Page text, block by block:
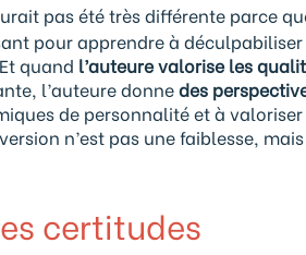
pas été très différente parce
pour apprendre à
quand l’auteure valorise les
l’auteure donnedes
de personnalité et à
n’est pas une faiblesse,
certitudes